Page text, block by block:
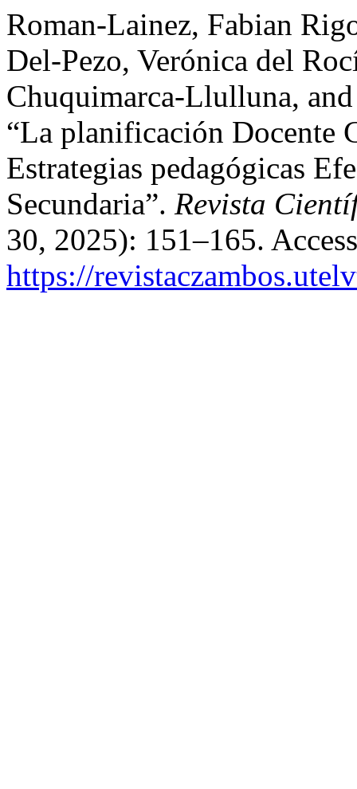
Roman-Lainez, Fabian
Del-Pezo, Verónica del
Chuquimarca-Llulluna,
“La planificación Docente
Estrategias pedagógicas
Secundaria”. Revista
30, 2025): 151–165.
https://